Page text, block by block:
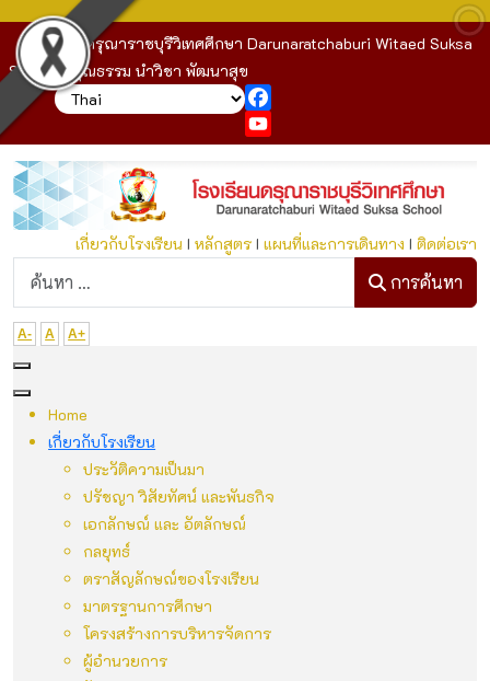
โรงเรียนดรุณาราชบุรีวิเทศศึกษา Darunaratchaburi Witaed Suksa
School : คุณธรรม นำวิชา พัฒนาสุข
YouTube
เกี่ยวกับโรงเรียนI หลักสูตรI แผนที่และการเดินทาง I ติดต่อเรา
ก
การค้นหา
A- A A+
Home
เกี่ยวกับโรงเรียน
ประวัติความเป็นมา
ปรัชญา วิสัยทัศน์ และพันธกิจ
เอกลักษณ์ และ อัตลักษณ์
กลยุทธ์
ตราสัญลักษณ์ของโรงเรียน
มาตรฐานการศึกษา
โครงสร้างการบริหารจัดการ
ผู้อำนวยการ